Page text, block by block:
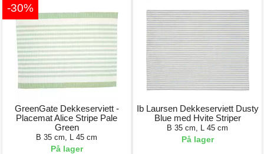
-30%
GreenGate Dekkeserviett -
Placemat Alice Stripe Pale
Green
B 35 cm, L 45 cm
På lager
Ib Laursen Dekkeserviett Dusty
Blue med Hvite Striper
B 35 cm, L 45 cm
På lager